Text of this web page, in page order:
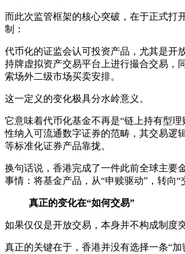
而此次监管框架的核心突破，在于正式打
制：
代币化的证监会认可投资产品，尤其是开
持牌虚拟资产交易平台上进行撮合交易，
索场外二级市场买卖安排。
这一定义的变化极具分水岭意义。
它意味着代币化基金不再是“链上持有型
性纳入可流通数字证券的范畴，其交易逻
等标准化证券产品靠拢。
换句话说，香港完成了一件此前全球主要
事情：将基金产品，从“申赎驱动”，转向“
真正的变化在“如何交易”
如果仅仅是开放交易，本身并不构成制度突
真正的关键在于，香港并没有选择一条“加